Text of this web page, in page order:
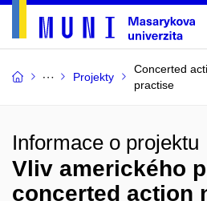
Projekty
Concerted
practise
Informace o projektu
Vliv amerického
concerted action